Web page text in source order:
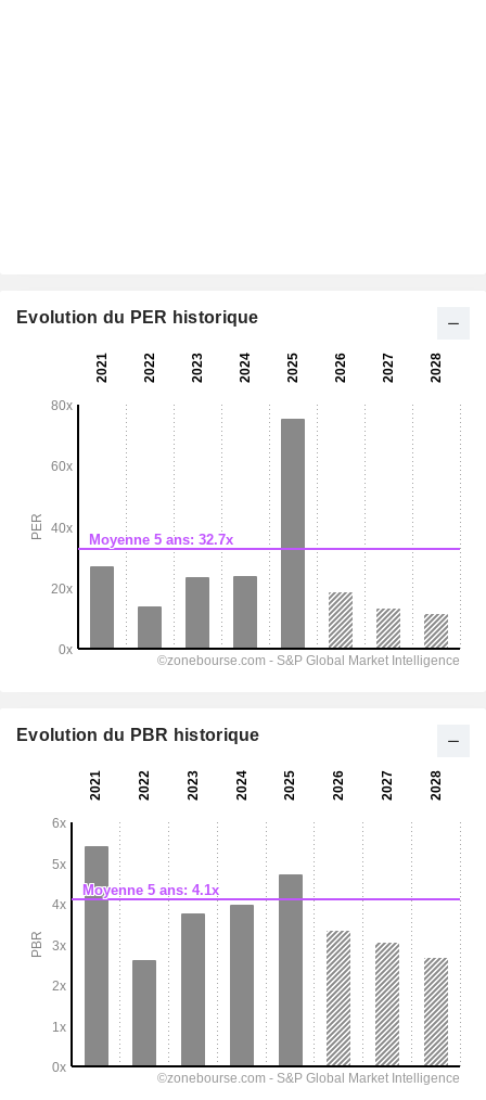
Evolution du PER historique
Evolution du PBR historique